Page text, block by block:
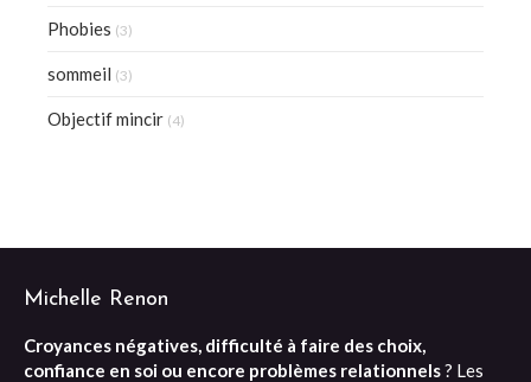
Phobies (3)
sommeil (3)
Objectif mincir (4)
Michelle Renon
Croyances négatives, difficulté à faire des choix,
confiance en soi ou encore problèmes relationnels? Les